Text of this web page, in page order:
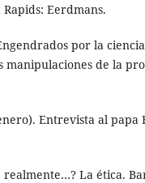
Eerdmans.
por la
manipulaciones de la
Entrevista al papa
La ética.